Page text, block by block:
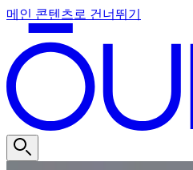
메인 콘텐츠로 건너뛰기